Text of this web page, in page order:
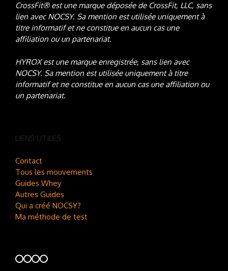
CrossFit® est une marque déposée de CrossFit, LLC, sans
lien avec NOCSY. Sa mention est utilisée uniquement à
titre informatif et ne constitue en aucun cas une
affiliation ou un partenariat.
HYROX est une marque enregistrée, sans lien avec
NOCSY. Sa mention est utilisée uniquement à titre
informatif et ne constitue en aucun cas une affiliation ou
un partenariat.
LIENS UTILES
Contact
Tous les mouvements
Guides Whey
Autres Guides
Qui a créé NOCSY?
Ma méthode de test